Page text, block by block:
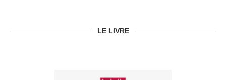
LE LIVRE